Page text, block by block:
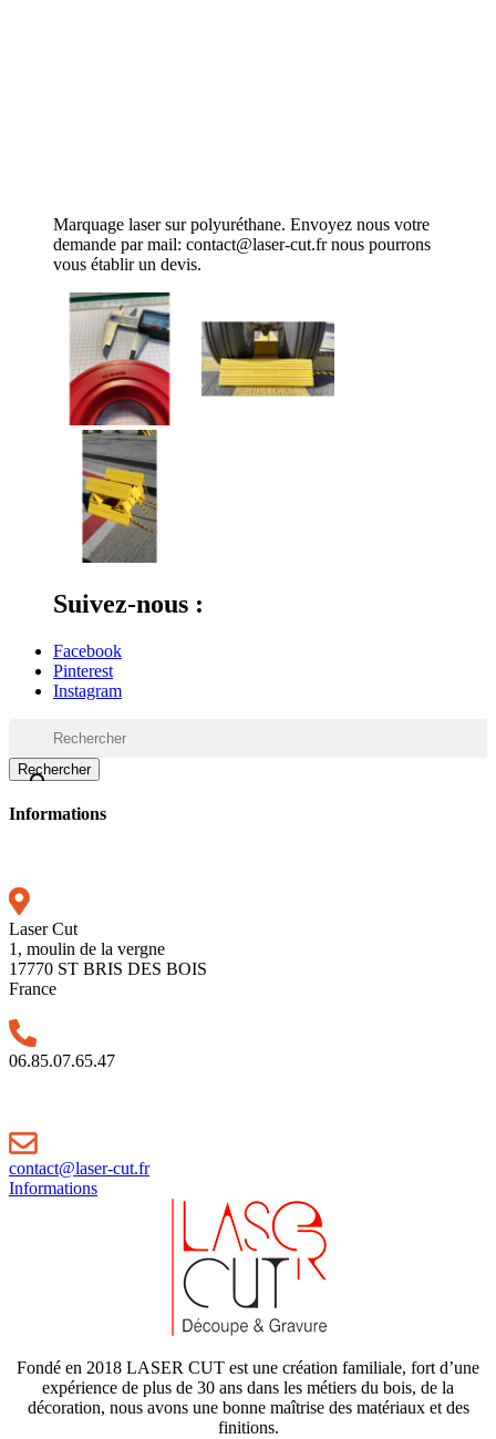
Marquage laser sur polyuréthane. Envoyez nous votre
demande par mail: contact@laser-cut.fr nous pourrons
vous établir un devis.
Suivez-nous :
Facebook
Pinterest
Instagram

Rechercher
Informations
Laser Cut
1, moulin de la vergne
17770 ST BRIS DES BOIS
France
06.85.07.65.47
contact@laser-cut.fr
Informations
Fondé en 2018 LASER CUT est une création familiale, fort d’une
expérience de plus de 30 ans dans les métiers du bois, de la
décoration, nous avons une bonne maîtrise des matériaux et des
finitions.